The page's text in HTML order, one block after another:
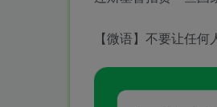
【微语】不要让任